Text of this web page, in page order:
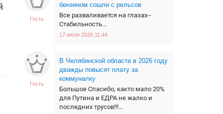
Гость
бензином сошли с рельсов
Все разваливается на глазах--
Стабильность...
17 июля 2026 11:44
Гость
В Челябинской области в 2026 году
дважды повысят плату за
коммуналку
Большое Спасибо, както мало 20%
для Путина и ЕДРА не жалко и
последних трусов!!!...